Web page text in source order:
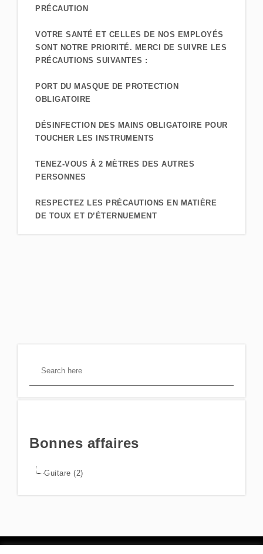
PRÉCAUTION
VOTRE SANTÉ ET CELLES DE NOS EMPLOYÉS
SONT NOTRE PRIORITÉ. MERCI DE SUIVRE LES
PRÉCAUTIONS SUIVANTES :
PORT DU MASQUE DE PROTECTION
OBLIGATOIRE
DÉSINFECTION DES MAINS OBLIGATOIRE POUR
TOUCHER LES INSTRUMENTS
TENEZ-VOUS À 2 MÈTRES DES AUTRES
PERSONNES
RESPECTEZ LES PRÉCAUTIONS EN MATIÈRE
DE TOUX ET D’ÉTERNUEMENT
Bonnes affaires
Guitare (2)